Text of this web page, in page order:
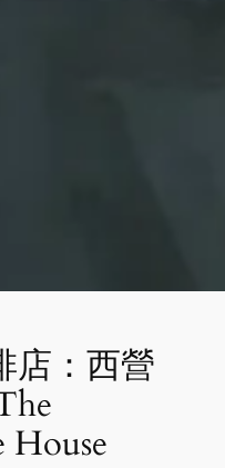
店：西營